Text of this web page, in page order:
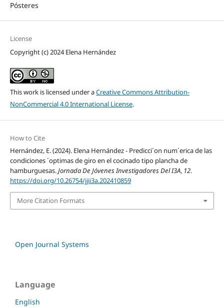
Pósteres
License
Copyright (c) 2024 Elena Hernández
This work is licensed under aCreative Commons Attribution-
NonCommercial 4.0 International License.
How to Cite
Hernández, E. (2024). Elena Hernández - Predicci´on num´erica de las
condiciones ´optimas de giro en el cocinado tipo plancha de
hamburguesas.Jornada De Jóvenes Investigadores Del I3A, 12.
https://doi.org/10.26754/jjii3a.202410859
More Citation Formats
Open Journal Systems
Language
English